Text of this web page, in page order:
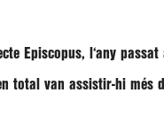
Episcopus, l ‘any
total van assistir-hi més